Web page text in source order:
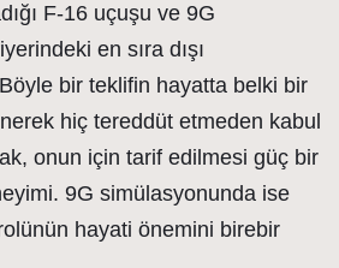
F-16 uçuşu ve 9G
en sıra dışı
bir teklifin hayatta belki bir
hiç tereddüt etmeden kabul
onun için tarif edilmesi güç bir
9G simülasyonunda ise
hayati önemini birebir